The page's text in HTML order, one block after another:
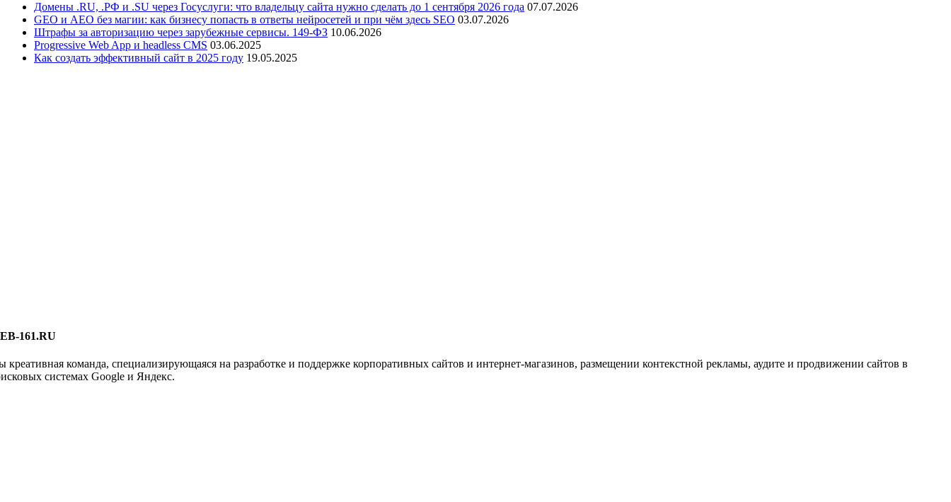
Домены .RU, .РФ и .SU через Госуслуги: что владельцу сайта нужно сделать до 1 сентября 2026 года 07.07.2026
GEO и AEO без магии: как бизнесу попасть в ответы нейросетей и при чём здесь SEO 03.07.2026
Штрафы за авторизацию через зарубежные сервисы. 149-ФЗ 10.06.2026
Progressive Web App и headless CMS 03.06.2025
Как создать эффективный сайт в 2025 году 19.05.2025
161.RU
креативная команда, специализирующаяся на разработке и поддержке корпоративных сайтов и интернет-магазинов, размещении контекстной рекламы, аудите и продвижении сайтов в
системах Google и Яндекс.